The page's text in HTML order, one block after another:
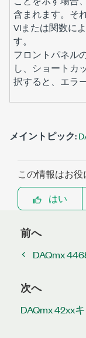
含まれます。そ
VIまたは関数に
す。
フロントパネル
し、ショートカ
択すると、エラ
メイントピック:
この情報はお
はい
前へ
DAQmx
次へ
DAQmx 42xx